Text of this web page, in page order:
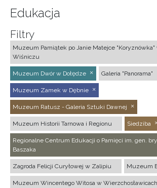
Edukacja
Filtry
Muzeum Pamiątek po Janie Matejce "Koryznówka"
Wiśniczu
Muzeum Dwór w Dołędze Galeria "Panorama"
Muzeum Zamek w Dębnie
Muzeum Ratusz - Galeria Sztuki Dawnej
Muzeum Historii Tarnowa i Regionu Siedziba
Regionalne Centrum Edukacji o Pamięci im. gen.
Baszaka
Zagroda Felicji Curyłowej w Zalipiu Muzeum
Muzeum Wincentego Witosa w Wierzchosławicach